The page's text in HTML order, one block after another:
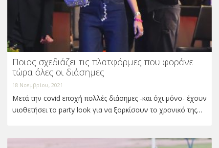
Ποιος σχεδιάζει τις πλατφόρμες που φοράνε
τώρα όλες οι διάσημες
18 Νοεμβρίου, 2021
Μετά την covid εποχή πολλές διάσημες -και όχι μόνο- έχουν
υιοθετήσει το party look για να ξορκίσουν το χρονικό της…